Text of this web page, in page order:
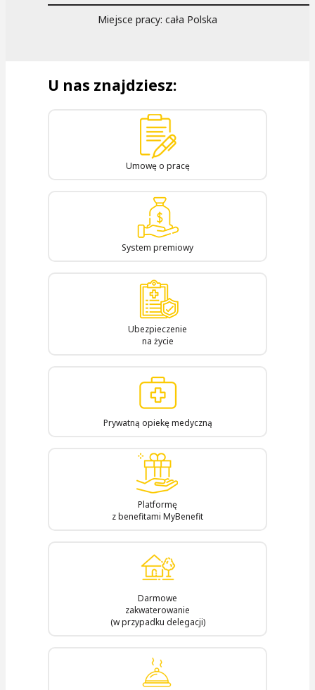
Miejsce pracy: cała Polska
U nas znajdziesz:
Umowę o pracę
System premiowy
Ubezpieczenie
na życie
Prywatną opiekę medyczną
Platformę
z benefitami MyBenefit
Darmowe
zakwaterowanie
(w przypadku delegacji)